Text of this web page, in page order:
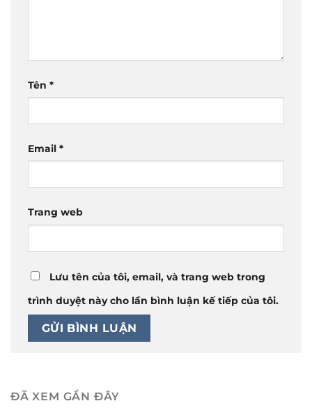
Tên *
Email *
Trang web
Lưu tên của tôi, email, và trang web trong
trình duyệt này cho lần bình luận kế tiếp của tôi.
ĐÃ XEM GẦN ĐÂY